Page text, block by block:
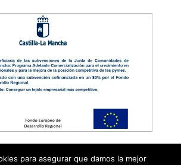
para asegurar que damos la mejor